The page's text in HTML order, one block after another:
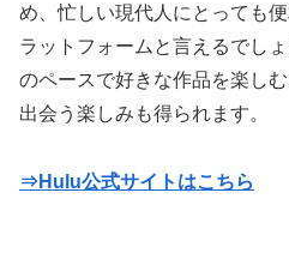
め、忙しい現代人にとっても
ラットフォームと言えるでし
のペースで好きな作品を楽し
出会う楽しみも得られます。
⇒Hulu公式サイトはこちら